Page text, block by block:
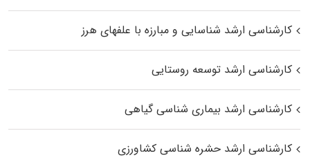
کارشناسی ارشد شناسایی و مبارزه با علفهای هرز
کارشناسی ارشد توسعه روستایی
کارشناسی ارشد بیماری‌ شناسی گیاهی
کارشناسی ارشد حشره‌ شناسی کشاورزی